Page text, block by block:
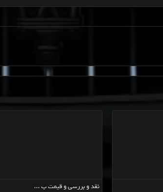
مقایسه,خودرو,
MG-GS
,بررسی قیمت,
نقد و بررسی و قیمت ...